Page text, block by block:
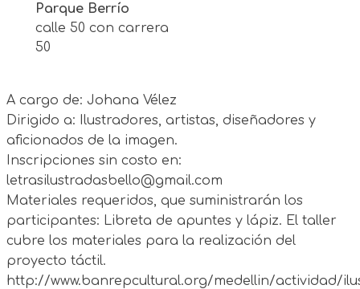
Parque Berrío
calle 50 con carrera
50
A cargo de: Johana Vélez
Dirigido a: Ilustradores, artistas, diseñadores y
aficionados de la imagen.
Inscripciones sin costo en:
letrasilustradasbello@gmail.com
Materiales requeridos, que suministrarán los
participantes: Libreta de apuntes y lápiz. El taller
cubre los materiales para la realización del
proyecto táctil.
http://www.banrepcultural.org/medellin/actividad/